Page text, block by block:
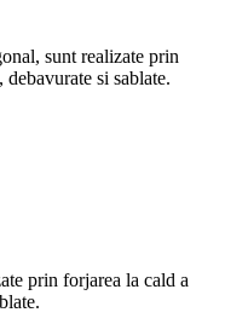
sunt realizate prin
si sablate.
prin forjarea la cald a